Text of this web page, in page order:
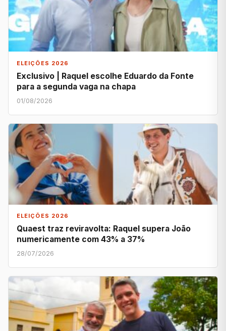
ELEIÇÕES 2026
Exclusivo | Raquel escolhe Eduardo da Fonte
para a segunda vaga na chapa
01/08/2026
ELEIÇÕES 2026
Quaest traz reviravolta: Raquel supera João
numericamente com 43% a 37%
28/07/2026